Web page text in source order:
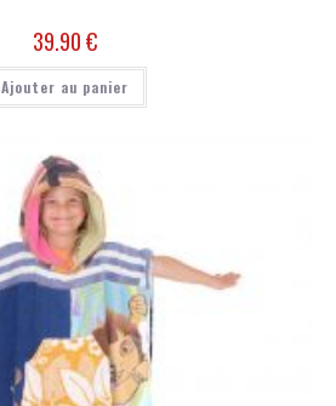
39.90€
Ajouter au panier